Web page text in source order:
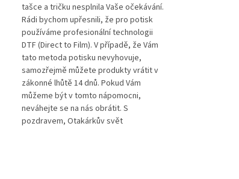
tašce a tričku nesplnila Vaše očekávání.
Rádi bychom upřesnili, že pro potisk
používáme profesionální technologii
DTF (Direct to Film). V případě, že Vám
tato metoda potisku nevyhovuje,
samozřejmě můžete produkty vrátit v
zákonné lhůtě 14 dnů. Pokud Vám
můžeme být v tomto nápomocni,
neváhejte se na nás obrátit. S
pozdravem, Otakárkův svět